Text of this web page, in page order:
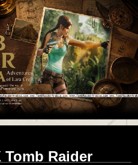
Tomb Raider